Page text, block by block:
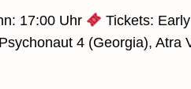
17:00 Uhr
Tickets:
4 (Georgia), Atra